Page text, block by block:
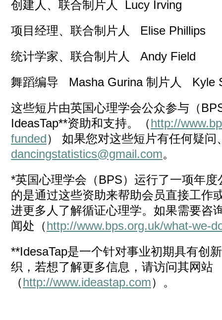
创建人、联合制片人 Lucy Irving
项目经理、联合制片人 Elise Phillips
统计学家、联合制片人 Andy Field
舞蹈编导 Masha Gurina 制片人 Kyle
这些短片由英国心理学会公众参与（
IdeasTap**资助和支持。（http://
funded） 如果您对这些短片有任何疑
dancingstatistics@gmail.com。
*英国心理学会（BPS）运行了一项年
的是通过这些资助来帮助会员直接工作
进更多人了解循证心理学。如果需要咨
闻处（http://www.bps.org.uk/what-we-
**IdesaTap是一个针对事业初期具有创
织，若想了解更多信息，请访问其网站
（http://www.ideastap.com）。